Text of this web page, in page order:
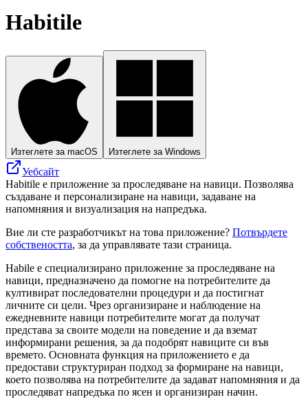
Habitile
Изтеглете за macOS Изтеглете за Windows
Уебсайт
Habitile е приложение за проследяване на навици. Позволява
създаване и персонализиране на навици, задаване на
напомняния и визуализация на напредъка.
Вие ли сте разработчикът на това приложение? Потвърдете
собствеността, за да управлявате тази страница.
Habile е специализирано приложение за проследяване на
навици, предназначено да помогне на потребителите да
култивират последователни процедури и да постигнат
личните си цели. Чрез организиране и наблюдение на
ежедневните навици потребителите могат да получат
представа за своите модели на поведение и да вземат
информирани решения, за да подобрят навиците си във
времето. Основната функция на приложението е да
предостави структуриран подход за формиране на навици,
което позволява на потребителите да задават напомняния и да
проследяват напредъка по ясен и организиран начин.